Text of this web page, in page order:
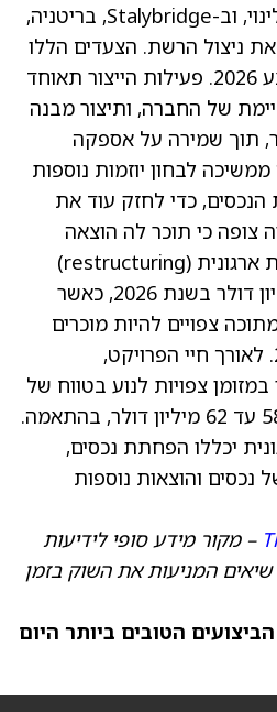
Elwood (Millsdale), אילינוי, וב-Stalybridge, בריטניה,
את ניצול הרשת. הצעדים הללו
צפויים להסתיים עד אמצע 2026. פעילות הייצור תאוחד
של החברה, ותיצור מבנה
תוך שמירה על אספקה
לבחון יוזמות נוספות
הנכסים, כדי לחזק עוד את
כי תוכר לה הוצאה
חד-פעמית בגין התייעלות ארגונית (restructuring)
בטווח של 70 עד 80 מיליון דולר בשנת 2026, כאשר
דולר מתוכה צפויים להיות מוכרים
ברבעון הראשון של 2026. לאורך חיי הפרויקט,
צפויות לנוע בטווח של
29 עד 44 מיליון דולר ו-58 עד 62 מיליון דולר, בהתאמה.
יכללו הפחתת נכסים,
נכסים והוצאות נוספות
– מקור מידע סופי לידיעות
המניעות את השוק בזמן
הטובים ביותר היום